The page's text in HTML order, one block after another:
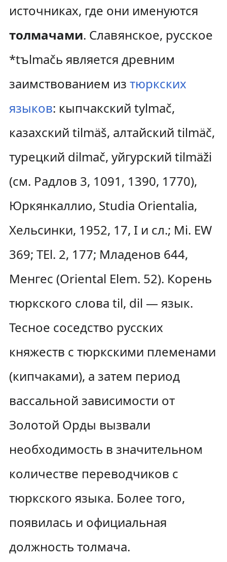
источниках, где они именуются
толмачами. Славянское, русское
*tъlmačь является древним
заимствованием из тюркских
языков: кыпчакский tylmač,
казахский tilmäš, алтайский tilmäč,
турецкий dilmač, уйгурский tilmäži
(см. Радлов 3, 1091, 1390, 1770),
Юркянкаллио, Studiа Orientalia,
Хельсинки, 1952, 17, I и сл.; Мi. ЕW
369; ТЕl. 2, 177; Младенов 644,
Менгес (Oriental Еlеm. 52). Корень
тюркского слова til, dil — язык.
Тесное соседство русских
княжеств с тюркскими племенами
(кипчаками), а затем период
вассальной зависимости от
Золотой Орды вызвали
необходимость в значительном
количестве переводчиков с
тюркского языка. Более того,
появилась и официальная
должность толмача.